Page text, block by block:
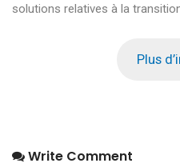
solutions relatives à la
Plus
Write Comment